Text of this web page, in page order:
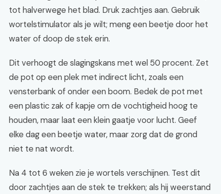
tot halverwege het blad. Druk zachtjes aan. Gebruik
wortelstimulator als je wilt; meng een beetje door het
water of doop de stek erin.
Dit verhoogt de slagingskans met wel 50 procent. Zet
de pot op een plek met indirect licht, zoals een
vensterbank of onder een boom. Bedek de pot met
een plastic zak of kapje om de vochtigheid hoog te
houden, maar laat een klein gaatje voor lucht. Geef
elke dag een beetje water, maar zorg dat de grond
niet te nat wordt.
Na 4 tot 6 weken zie je wortels verschijnen. Test dit
door zachtjes aan de stek te trekken; als hij weerstand